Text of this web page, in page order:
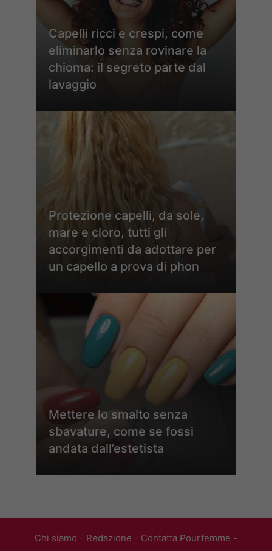
Capelli ricci e crespi, come
eliminarlo senza rovinare la
chioma: il segreto parte dal
lavaggio
Protezione capelli, da sole,
mare e cloro, tutti gli
accorgimenti da adottare per
un capello a prova di phon
Mettere lo smalto senza
sbavature, come se fossi
andata dall’estetista
Chi siamo - Redazione - Contatta Pourfemme -